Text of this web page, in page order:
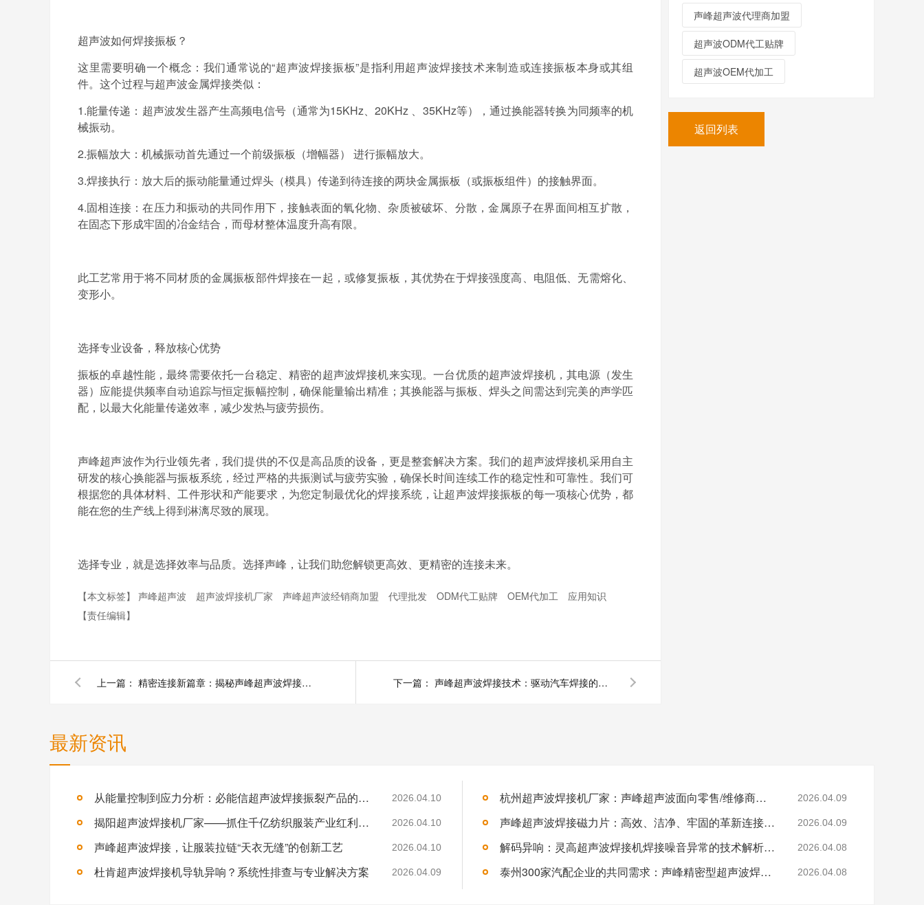
超声波如何焊接振板？
这里需要明确一个概念：我们通常说的“超声波焊接振板”是指利用超声波焊接技术来制造或连接振板本身或其组
件。这个过程与超声波金属焊接类似：
1.能量传递： 超声波发生器产生高频电信号（通常为15KHz、20KHz 、 35KHz等），通过换能器转换为同频率的机
械振动。
2.振幅放大： 机械振动首先通过一个前级振板（增幅器）
进行振幅放大。
3.焊接执行： 放大后的振动能量通过焊头（模具）传递到待连接的两块金属振板（或振板组件）的接触界面。
4.固相连接：在压力和振动的共同作用下，接触表面的氧化物、杂质被破坏、分散，金属原子在界面间相互扩散，
在固态下形成牢固的冶金结合，而母材整体温度升高有限。
此工艺常用于将不同材质的金属振板部件焊接在一起，或修复振板，其优势在于焊接强度高、电阻低、无需熔化、
变形小。
选择专业设备，释放核心优势
振板的卓越性能，最终需要依托一台稳定、精密的超声波焊接机来实现。一台优质的超声波焊接机，其电源（发生
器）应能提供频率自动追踪与恒定振幅控制，确保能量输出精准；其换能器与振板、焊头之间需达到完美的声学匹
配，以最大化能量传递效率，减少发热与疲劳损伤。
声峰超声波作为行业领先者，我们提供的不仅是高品质的设备，更是整套解决方案。我们的超声波焊接机采用自主
研发的核心换能器与振板系统，经过严格的共振测试与疲劳实验，确保长时间连续工作的稳定性和可靠性。我们可
根据您的具体材料、工件形状和产能要求，为您定制最优化的焊接系统，让超声波焊接振板的每一项核心优势，都
能在您的生产线上得到淋漓尽致的展现。
选择专业，就是选择效率与品质。选择声峰，让我们助您解锁更高效、更精密的连接未来。
【本文标签】 声峰超声波 超声波焊接机厂家 声峰超声波经销商加盟 代理批发 ODM代工贴牌 OEM代加工
应用知识
【责任编辑】
上一篇： 精密连接新篇章：揭秘声峰超声波焊接钢丝的工艺优势 下一篇： 声峰超声波焊接技术：驱动汽车焊接的精准革新
声峰超声波代理商加盟
超声波ODM代工贴牌
超声波OEM代加工
返回列表
最新资讯
从能量控制到应力分析：必能信超声波焊接振裂产品的深度技术解析 2026.04.10
揭阳超声波焊接机厂家——抓住千亿纺织服装产业红利，声峰为你供货、培训、兜售后 2026.04.10
声峰超声波焊接，让服装拉链“天衣无缝”的创新工艺 2026.04.10
杜肯超声波焊接机导轨异响？系统性排查与专业解决方案 2026.04.09
杭州超声波焊接机厂家：声峰超声波面向零售/维修商家开放加盟，AI产业爆发，加盟正当时 2026.04.09
声峰超声波焊接磁力片：高效、洁净、牢固的革新连接方式 2026.04.09
解码异响：灵高超声波焊接机焊接噪音异常的技术解析与专业修复 2026.04.08
泰州300家汽配企业的共同需求：声峰精密型超声波焊接机，适配新能源部件焊接 2026.04.08